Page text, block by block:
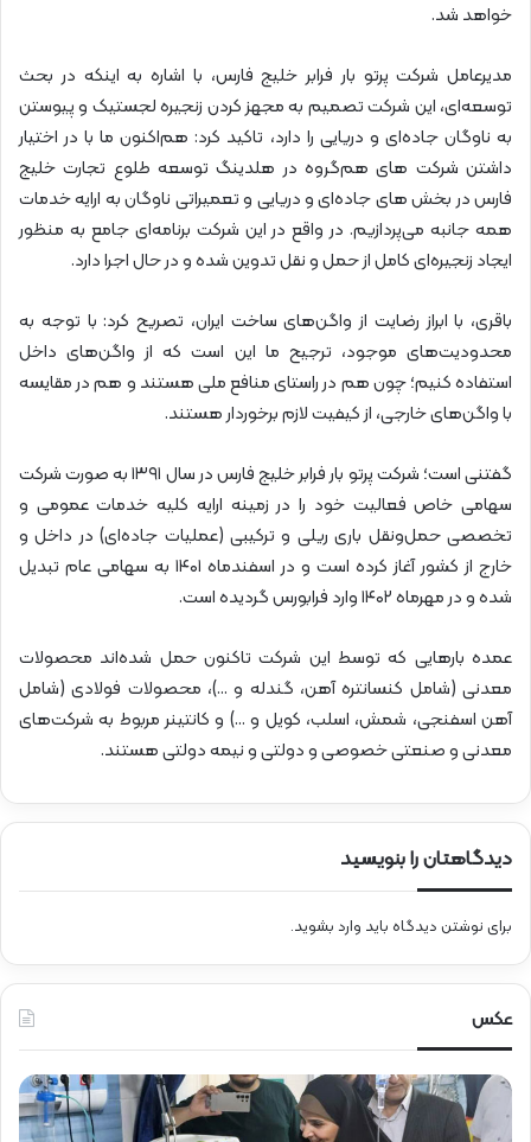
خواهد شد.
مدیرعامل شرکت پرتو بار فرابر خلیج فارس، با اشاره به اینکه در بحث
توسعه‌ای، این شرکت تصمیم به مجهز کردن زنجیره لجستیک و پیوستن
به ناوگان جاده‌ای و دریایی را دارد، تاکید کرد: هم‌اکنون ما با در اختیار
داشتن شرکت های هم‌گروه در هلدینگ توسعه طلوع تجارت خلیج
فارس در بخش های جاده‌ای و دریایی و تعمیراتی ناوگان به ارایه خدمات
همه جانبه می‌پردازیم. در واقع در این شرکت برنامه‌ای جامع به منظور
ایجاد زنجیره‌ای کامل از حمل و نقل تدوین شده و در حال اجرا دارد.
باقری، با ابراز رضایت از واگن‌های ساخت ایران، تصریح کرد: با توجه به
محدودیت‌های موجود، ترجیح ما این است که از واگن‌های داخل
استفاده کنیم؛ چون هم در راستای منافع ملی هستند و هم در مقایسه
با واگن‌های خارجی، از کیفیت لازم برخوردار هستند.
گفتنی است؛ شرکت پرتو بار فرابر خلیج فارس در سال ۱۳۹۱ به صورت شرکت
سهامی خاص فعالیت خود را در زمینه ارایه کلیه خدمات عمومی و
تخصصی حمل‌ونقل باری ریلی و ترکیبی (عملیات جاده‌ای) در داخل و
خارج از کشور آغاز کرده است و در اسفندماه ۱۴۰۱ به سهامی عام تبدیل
شده و در مهرماه ۱۴۰۲ وارد فرابورس گردیده است.
عمده بارهایی که توسط این شرکت تاکنون حمل شده‌اند محصولات
معدنی (شامل کنسانتره آهن، گندله و …)، محصولات فولادی (شامل
آهن اسفنجی، شمش، اسلب، کویل و …) و کانتینر مربوط به شرکت‌های
معدنی و صنعتی خصوصی و دولتی و نیمه دولتی هستند.
دیدگاهتان را بنویسید
برای نوشتن دیدگاه باید وارد بشوید.
عکس
ح
ض
و